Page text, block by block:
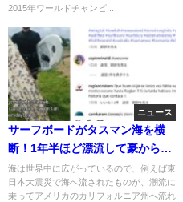
2015年ワールドチャンピ...
ニュース
サーフボードがタスマン海を横
断！1年半ほど漂流して豪からニ
ュージーへ
海は世界中に広がっているので、例えば東
日本大震災で海へ流されたものが、潮流に
乗ってアメリカのカリフォルニア州へ流れ